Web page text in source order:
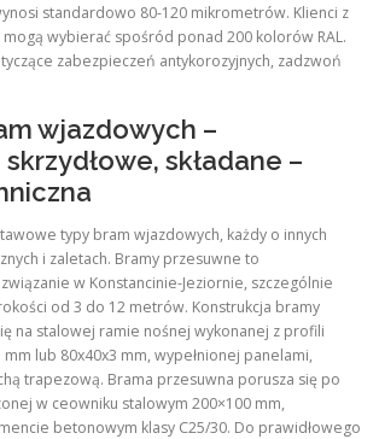
standardowo 80-120 mikrometrów. Klienci z
mogą wybierać spośród ponad 200 kolorów RAL.
zabezpieczeń antykorozyjnych, zadzwoń
wjazdowych –
składane –
typy bram wjazdowych, każdy o innych
i zaletach. Bramy przesuwne to
w Konstancinie-Jeziornie, szczególnie
od 3 do 12 metrów. Konstrukcja bramy
na stalowej ramie nośnej wykonanej z profili
mm lub 80x40x3 mm, wypełnionej panelami,
trapezową. Brama przesuwna porusza się po
w ceowniku stalowym 200×100 mm,
betonowym klasy C25/30. Do prawidłowego